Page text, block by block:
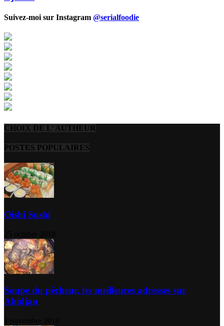
Suivez-moi sur Instagram @serialfoodie
CHOIX DE L’ AUTHEUR
POSTES POPULAIRES
Oishi Sushi
Soupe du pêcheur, les meilleures adresses sur
Abidjan